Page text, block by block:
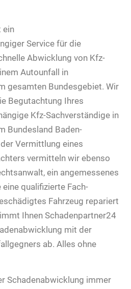
ein
Service für die
Abwicklung von Kfz-
Autounfall in
gesamten Bundesgebiet. Wir
Begutachtung Ihres
Kfz-Sachverständige in
Bundesland Baden-
Vermittlung eines
vermitteln wir ebenso
ein angemessenes
qualifizierte Fach-
Fahrzeug repariert
Ihnen Schadenpartner24
mit der
ab. Alles ohne
Schadenabwicklung immer